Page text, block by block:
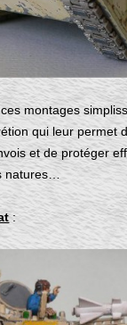
montages
qui leur permet
et de protéger
natures…
: